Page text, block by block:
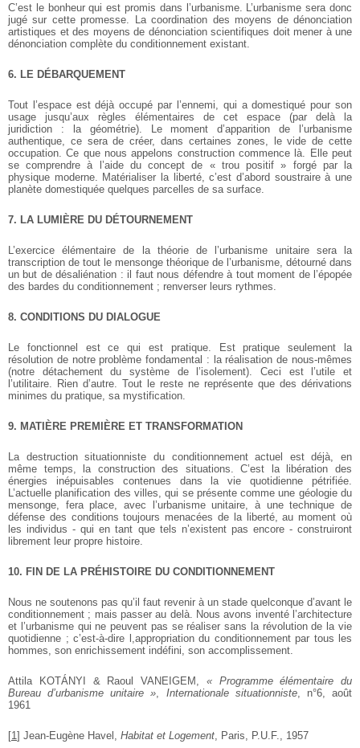
C’est le bonheur qui est promis dans l’urbanisme. L’urbanisme sera donc
jugé sur cette promesse. La coordination des moyens de dénonciation
artistiques et des moyens de dénonciation scientifiques doit mener à une
dénonciation complète du conditionnement existant.
6. LE DÉBARQUEMENT
Tout l’espace est déjà occupé par l’ennemi, qui a domestiqué pour son
usage jusqu’aux règles élémentaires de cet espace (par delà la
juridiction : la géométrie). Le moment d’apparition de l’urbanisme
authentique, ce sera de créer, dans certaines zones, le vide de cette
occupation. Ce que nous appelons construction commence là. Elle peut
se comprendre à l’aide du concept de « trou positif » forgé par la
physique moderne. Matérialiser la liberté, c’est d’abord soustraire à une
planète domestiquée quelques parcelles de sa surface.
7. LA LUMIÈRE DU DÉTOURNEMENT
L’exercice élémentaire de la théorie de l’urbanisme unitaire sera la
transcription de tout le mensonge théorique de l’urbanisme, détourné dans
un but de désaliénation : il faut nous défendre à tout moment de l’épopée
des bardes du conditionnement ; renverser leurs rythmes.
8. CONDITIONS DU DIALOGUE
Le fonctionnel est ce qui est pratique. Est pratique seulement la
résolution de notre problème fondamental : la réalisation de nous-mêmes
(notre détachement du système de l’isolement). Ceci est l’utile et
l’utilitaire. Rien d’autre. Tout le reste ne représente que des dérivations
minimes du pratique, sa mystification.
9. MATIÈRE PREMIÈRE ET TRANSFORMATION
La destruction situationniste du conditionnement actuel est déjà, en
même temps, la construction des situations. C’est la libération des
énergies inépuisables contenues dans la vie quotidienne pétrifiée.
L’actuelle planification des villes, qui se présente comme une géologie du
mensonge, fera place, avec l’urbanisme unitaire, à une technique de
défense des conditions toujours menacées de la liberté, au moment où
les individus - qui en tant que tels n’existent pas encore - construiront
librement leur propre histoire.
10. FIN DE LA PRÉHISTOIRE DU CONDITIONNEMENT
Nous ne soutenons pas qu’il faut revenir à un stade quelconque d’avant le
conditionnement ; mais passer au delà. Nous avons inventé l’architecture
et l’urbanisme qui ne peuvent pas se réaliser sans la révolution de la vie
quotidienne ; c’est-à-dire l,appropriation du conditionnement par tous les
hommes, son enrichissement indéfini, son accomplissement.
Attila KOTÁNYI & Raoul VANEIGEM, « Programme élémentaire du
Bureau d’urbanisme unitaire »
Internationale situationniste, n°6, août
1961
[1] Jean-Eugène Havel, Habitat et Logement , Paris, P.U.F., 1957